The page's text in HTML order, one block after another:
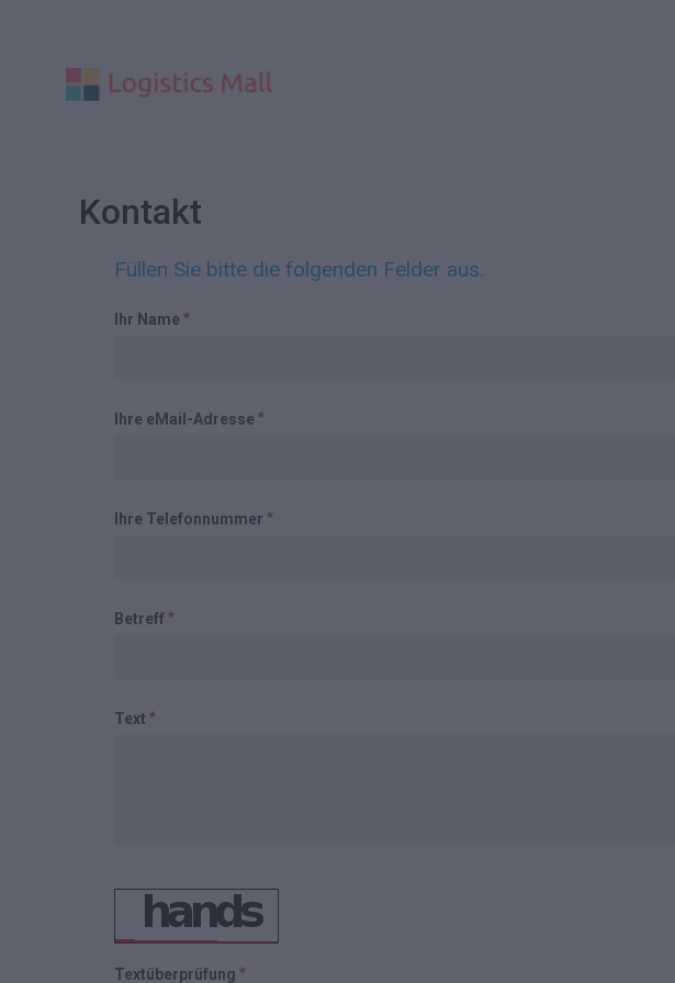
Kontakt
Füllen Sie bitte die folgenden Felder aus.
Ihr Name
Ihre eMail-Adresse
Ihre Telefonnummer
Betreff
Text
Textüberprüfung